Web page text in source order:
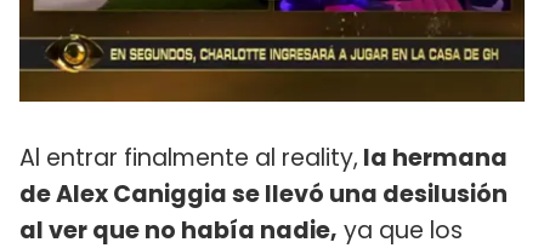
Al entrar finalmente al reality, la hermana
de Alex Caniggia se llevó una desilusión
al ver que no había nadie, ya que los